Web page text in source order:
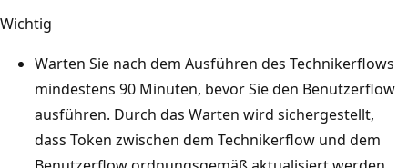
Wichtig
Warten Sie nach dem Ausführen des Technikerflows
mindestens 90 Minuten, bevor Sie den Benutzerflow
ausführen. Durch das Warten wird sichergestellt,
dass Token zwischen dem Technikerflow und dem